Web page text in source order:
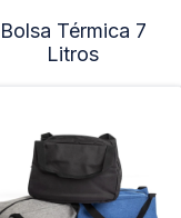
Bolsa Térmica 7
Litros